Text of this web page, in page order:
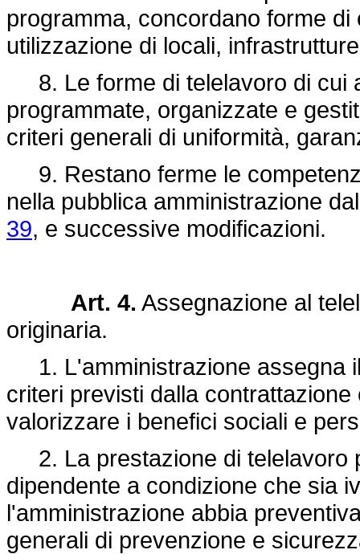
programma, concordano forme
utilizzazione di locali,
8. Le forme di telelavoro di cui
programmate, organizzate e
criteri generali di uniformità,
9. Restano ferme le
nella pubblica amministrazione
39, e successive modificazioni.
Art. 4. Assegnazione al
originaria.
1. L'amministrazione assegna
criteri previsti dalla
valorizzare i benefici sociali e
2. La prestazione di telelavoro
dipendente a condizione che sia
l'amministrazione abbia
generali di prevenzione e